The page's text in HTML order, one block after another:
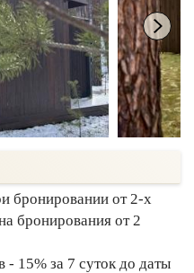
бронировании от 2-х
бронирования от 2
- 15% за 7 суток до даты